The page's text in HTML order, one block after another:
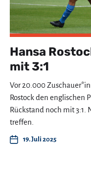
Hansa
mit 3:1
Vor 20.000
Rostock den englischen
Rückstand noch mit
treffen.
19. Juli 2025